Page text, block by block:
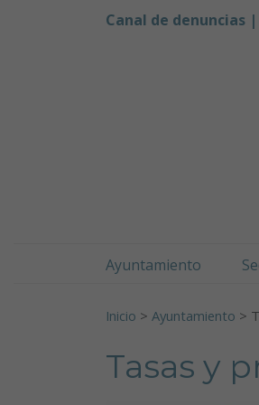
Canal de denuncias |
Ayuntamiento
Inicio > Ayuntamiento >
Tasas y